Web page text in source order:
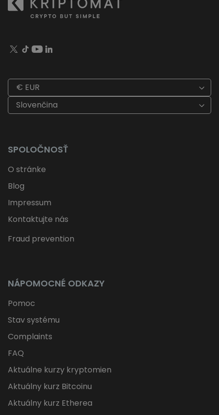
€ EUR
Slovenčina
SPOLOČNOSŤ
O stránke
Blog
Impressum
Kontaktujte nás
Fraud prevention
NÁPOMOCNÉ ODKAZY
Pomoc
Stav systému
Complaints
FAQ
Aktuálne kurzy kryptomien
Aktuálny kurz Bitcoinu
Aktuálny kurz Etherea